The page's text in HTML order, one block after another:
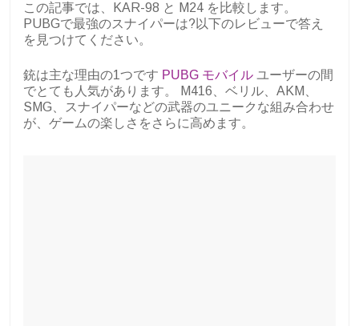
この記事では、KAR-98 と M24 を比較します。
PUBGで最強のスナイパーは?以下のレビューで答え
を見つけてください。
銃は主な理由の1つです PUBG モバイル ユーザーの間
でとても人気があります。 M416、ベリル、AKM、
SMG、スナイパーなどの武器のユニークな組み合わせ
が、ゲームの楽しさをさらに高めます。